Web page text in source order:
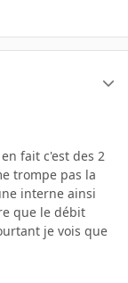
fait c'est des 2
trompe pas la
interne ainsi
que le débit
je vois que